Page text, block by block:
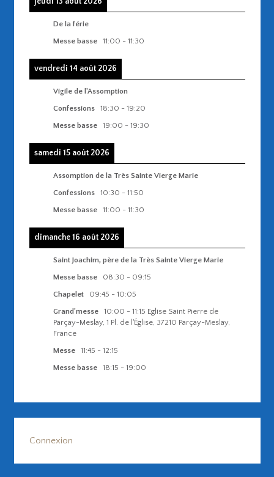
De la férie
Messe basse
11:00 - 11:30
vendredi 14 août 2026
Vigile de l'Assomption
Confessions
18:30 - 19:20
Messe basse
19:00 - 19:30
samedi 15 août 2026
Assomption de la Très Sainte Vierge Marie
Confessions
10:30 - 11:50
Messe basse
11:00 - 11:30
dimanche 16 août 2026
Saint Joachim, père de la Très Sainte Vierge Marie
Messe basse
08:30 - 09:15
Chapelet
09:45 - 10:05
Grand'messe
10:00 - 11:15 Eglise Saint Pierre de
Parçay-Meslay, 1 Pl. de l'Église, 37210 Parçay-Meslay,
France
Messe
11:45 - 12:15
Messe basse
18:15 - 19:00
Connexion